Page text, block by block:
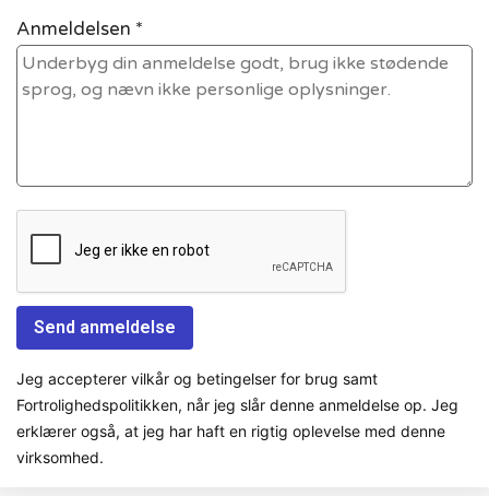
Anmeldelsen *
Jeg accepterer vilkår og betingelser for brug samt
Fortrolighedspolitikken, når jeg slår denne anmeldelse op. Jeg
erklærer også, at jeg har haft en rigtig oplevelse med denne
virksomhed.